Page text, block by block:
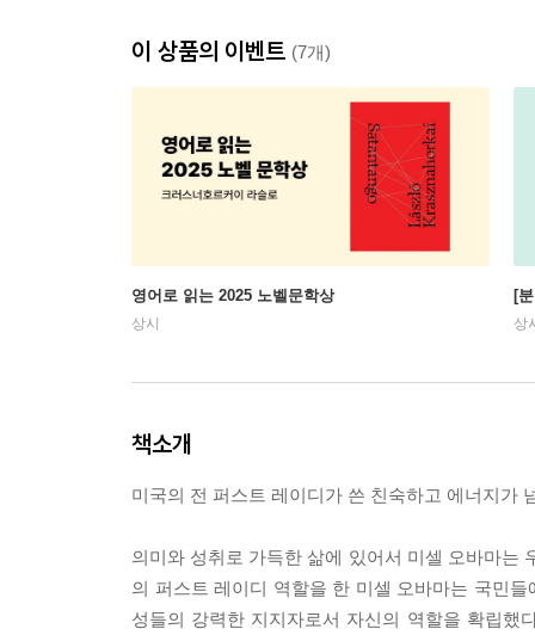
이 상품의 이벤트 (7개)
영어로 읽는 2025 노벨문학상
상시
[
상
책소개
미국의 전 퍼스트 레이디가 쓴 친숙하고 에너지가
의미와 성취로 가득한 삶에 있어서 미셀 오바마는
의 퍼스트 레이디 역할을 한 미셀 오바마는 국민
성들의 강력한 지지자로서 자신의 역할을 확립했